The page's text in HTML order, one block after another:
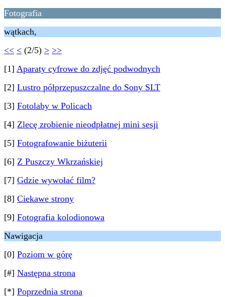
Fotografia
wątkach,
<< < (2/5) > >>
[1] Aparaty cyfrowe do zdjęć podwodnych
[2] Lustro półprzepuszczalne do Sony SLT
[3] Fotolaby w Policach
[4] Zlecę zrobienie nieodpłatnej mini sesji
[5] Fotografowanie biżuterii
[6] Z Puszczy Wkrzańskiej
[7] Gdzie wywołać film?
[8] Ciekawe strony
[9] Fotografia kolodionowa
Nawigacja
[0] Poziom w górę
[#] Następna strona
[*] Poprzednia strona